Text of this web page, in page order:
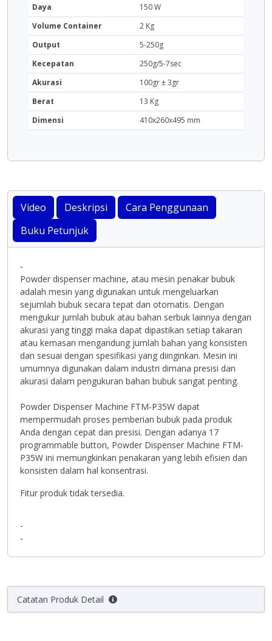
Daya
150 W
Volume Container
2 Kg
Output
5-250g
Kecepatan
250g/5-7sec
Akurasi
100gr ± 3gr
Berat
13 Kg
Dimensi
410x260x495 mm
Video Deskripsi
Cara Penggunaan
Buku Petunjuk
-
Powder dispenser machine, atau mesin penakar bubuk
adalah mesin yang digunakan untuk mengeluarkan
sejumlah bubuk secara tepat dan otomatis. Dengan
mengukur jumlah bubuk atau bahan serbuk lainnya dengan
akurasi yang tinggi maka dapat dipastikan setiap takaran
atau kemasan mengandung jumlah bahan yang konsisten
dan sesuai dengan spesifikasi yang diinginkan. Mesin ini
umumnya digunakan dalam industri dimana presisi dan
akurasi dalam pengukuran bahan bubuk sangat penting.
Powder Dispenser Machine FTM-P35W dapat
mempermudah proses pemberian bubuk pada produk
Anda dengan cepat dan presisi. Dengan adanya 17
programmable button, Powder Dispenser Machine FTM-
P35W ini memungkinkan penakaran yang lebih efisien dan
konsisten dalam hal konsentrasi.
Fitur produk tidak tersedia.
-
-
Catatan Produk Detail